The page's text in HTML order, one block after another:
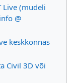
Live (mudeli
@
keskkonnas
Civil 3D või